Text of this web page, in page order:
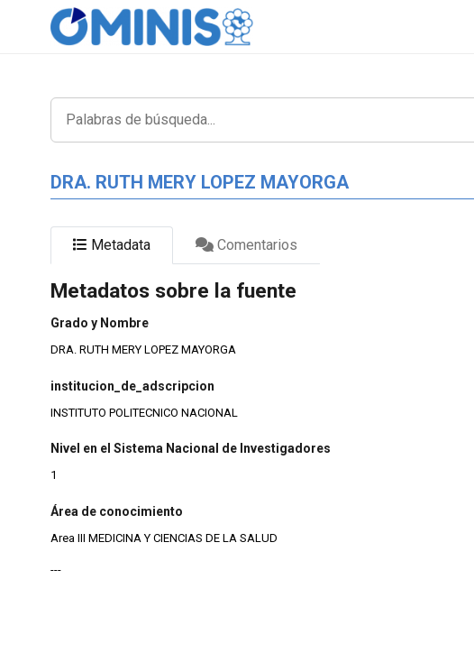
DRA. RUTH MERY LOPEZ MAYORGA
Metadata Comentarios
Metadatos sobre la fuente
Grado y Nombre
DRA. RUTH MERY LOPEZ MAYORGA
institucion_de_adscripcion
INSTITUTO POLITECNICO NACIONAL
Nivel en el Sistema Nacional de Investigadores
1
Área de conocimiento
Area III MEDICINA Y CIENCIAS DE LA SALUD
---